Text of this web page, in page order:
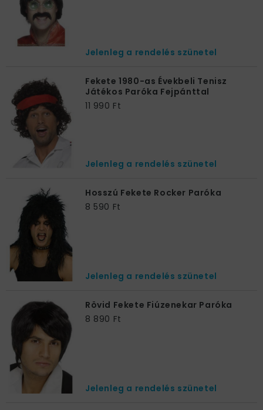
Jelenleg a rendelés szünetel
Fekete 1980-as Évekbeli Tenisz
Játékos Paróka Fejpánttal
11 990 Ft
Jelenleg a rendelés szünetel
Hosszú Fekete Rocker Paróka
8 590 Ft
Jelenleg a rendelés szünetel
Rövid Fekete Fiúzenekar Paróka
8 890 Ft
Jelenleg a rendelés szünetel